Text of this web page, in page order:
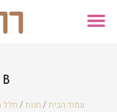
עמוד הבית/חנות/חלל